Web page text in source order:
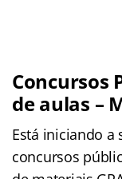
Concursos
de aulas –
Está iniciando a
concursos